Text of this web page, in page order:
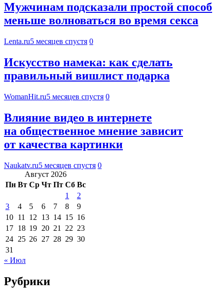
Мужчинам подсказали простой способ
меньше волноваться во время секса
Lenta.ru5 месяцев спустя 0
Искусство намека: как сделать
правильный вишлист подарка
WomanHit.ru5 месяцев спустя 0
Влияние видео в интернете
на общественное мнение зависит
от качества картинки
Naukatv.ru5 месяцев спустя 0
Август 2026
Пн Вт Ср Чт Пт Сб Вс
1
2
3
4 5 6 7 8
9
10 11 12 13 14 15 16
17 18 19 20 21 22 23
24 25 26 27 28 29 30
31
« Июл
Рубрики